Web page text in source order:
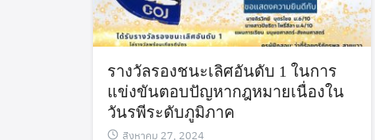
รางวัลรองชนะเลิศอันดับ 1 ในการ
แข่งขันตอบปัญหากฎหมายเนื่องใน
วันรพีระดับภูมิภาค
สิงหาคม 27, 2024